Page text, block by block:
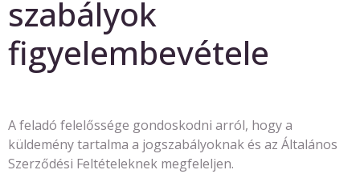
szabályok
figyelembevétele
A feladó felelőssége gondoskodni arról, hogy a
küldemény tartalma a jogszabályoknak és az Általános
Szerződési Feltételeknek megfeleljen.